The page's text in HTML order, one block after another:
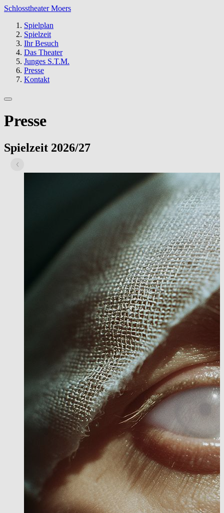
Schlosstheater Moers
Spielplan
Spielzeit
Ihr Besuch
Das Theater
Junges S.T.M.
Presse
Kontakt
Presse
Spielzeit 2026/27